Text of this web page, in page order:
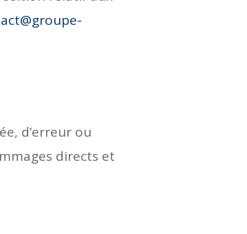
d’erreur ou
directs et